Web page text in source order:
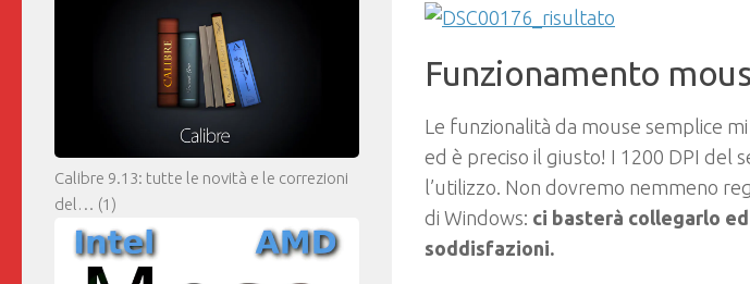
Funzionamento
Le funzionalità da mouse semplice
ed è preciso il giusto! I 1200 DPI del
l’utilizzo. Non dovremo nemmeno
di Windows: ci basterà collegarlo
soddisfazioni.
Calibre 9.13: tutte le novità e le correzioni
del… (1)